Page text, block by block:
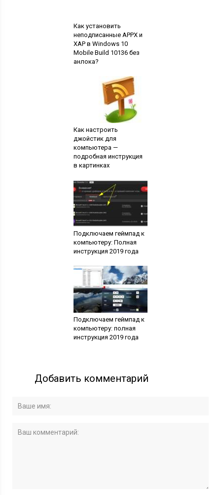
Как установить
неподписанные APPX и
XAP в Windows 10
Mobile Build 10136 без
анлока?
Как настроить
джойстик для
компьютера —
подробная инструкция
в картинках
Подключаем геймпад к
компьютеру: Полная
инструкция 2019 года
Подключаем геймпад к
компьютеру: полная
инструкция 2019 года
Добавить комментарий